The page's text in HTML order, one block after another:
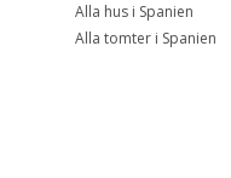
Alla hus i Spanien
Alla tomter i Spanien